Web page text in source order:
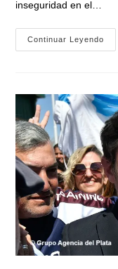
inseguridad en el…
Continuar Leyendo
La
En
De
A
De